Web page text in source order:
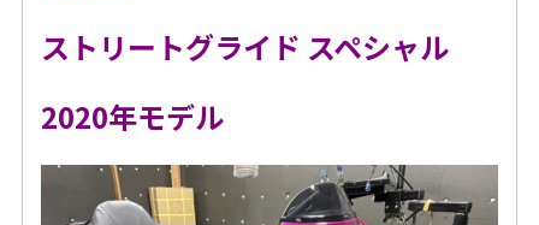
ストリートグライド スペシャル
2020年モデル